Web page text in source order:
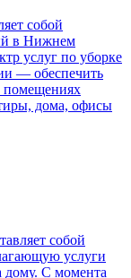
собой
в Нижнем
услуг по уборке
— обеспечить
помещениях
дома, офисы
собой
услуги
дому. С момента